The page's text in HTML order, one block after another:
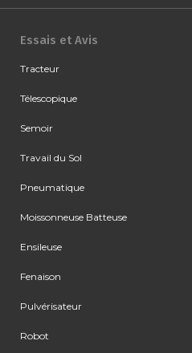
Essais et Avis
Tracteur
Télescopique
Semoir
Travail du Sol
Pneumatique
Moissonneuse Batteuse
Ensileuse
Fenaison
Pulvérisateur
Robot